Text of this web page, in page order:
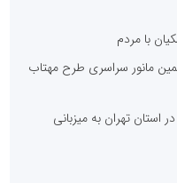
با مردم
مانور سراسری طرح مهتاب
تهران به میزبانی